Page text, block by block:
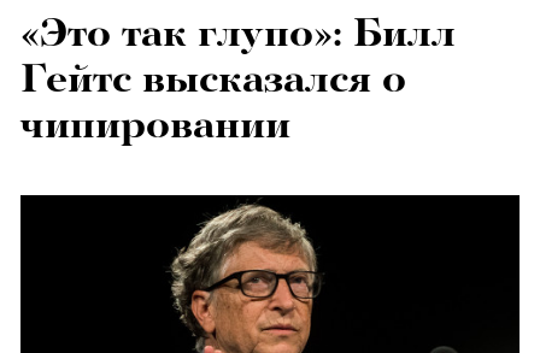
«Это так глупо»: Билл
Гейтс высказался о
чипировании